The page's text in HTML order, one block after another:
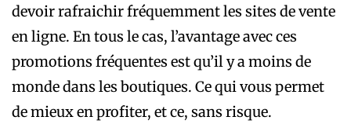
devoir rafraichir fréquemment les sites de vente
en ligne. En tous le cas, l’avantage avec ces
promotions fréquentes est qu’il y a moins de
monde dans les boutiques. Ce qui vous permet
de mieux en profiter, et ce, sans risque.